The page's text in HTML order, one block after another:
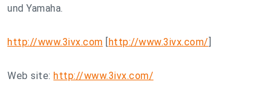
und Yamaha.
http://www.3ivx.com [http://www.3ivx.com/]
Web site: http://www.3ivx.com/